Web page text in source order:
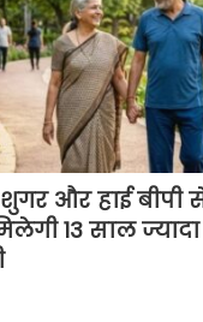
और हाई बीपी
13 साल